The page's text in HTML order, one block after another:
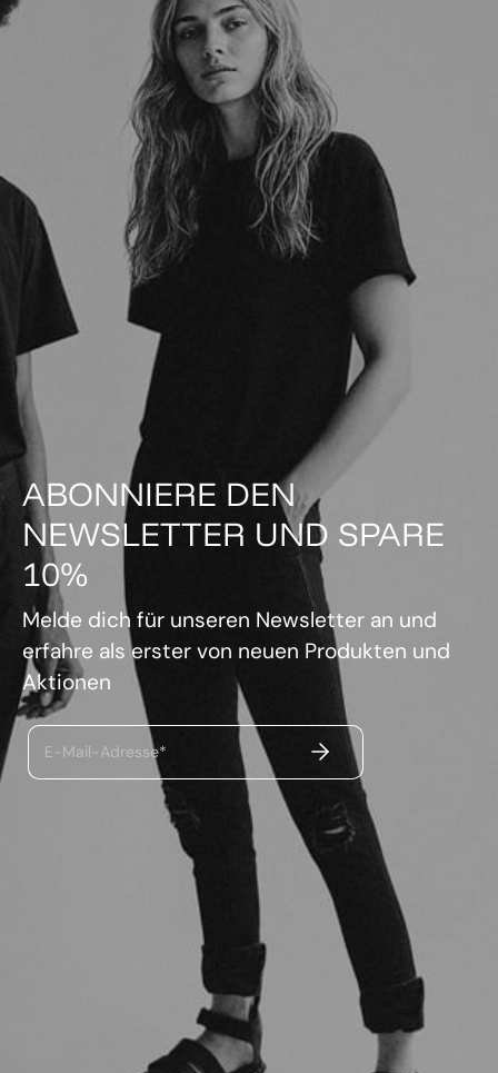
ABONNIERE DEN
NEWSLETTER UND SPARE
10%
Melde dich für unseren Newsletter an und
erfahre als erster von neuen Produkten und
Aktionen
E-Mail-Adresse* ABSENDEN